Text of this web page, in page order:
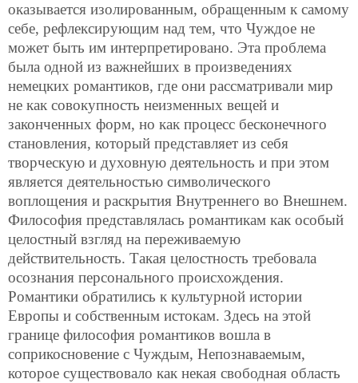
оказывается изолированным, обращенным к самому
себе, рефлексирующим над тем, что Чуждое не
может быть им интерпретировано. Эта проблема
была одной из важнейших в произведениях
немецких романтиков, где они рассматривали мир
не как совокупность неизменных вещей и
законченных форм, но как процесс бесконечного
становления, который представляет из себя
творческую и духовную деятельность и при этом
является деятельностью символического
воплощения и раскрытия Внутреннего во Внешнем.
Философия представлялась романтикам как особый
целостный взгляд на переживаемую
действительность. Такая целостность требовала
осознания персонального происхождения.
Романтики обратились к культурной истории
Европы и собственным истокам. Здесь на этой
границе философия романтиков вошла в
соприкосновение с Чуждым, Непознаваемым,
которое существовало как некая свободная область